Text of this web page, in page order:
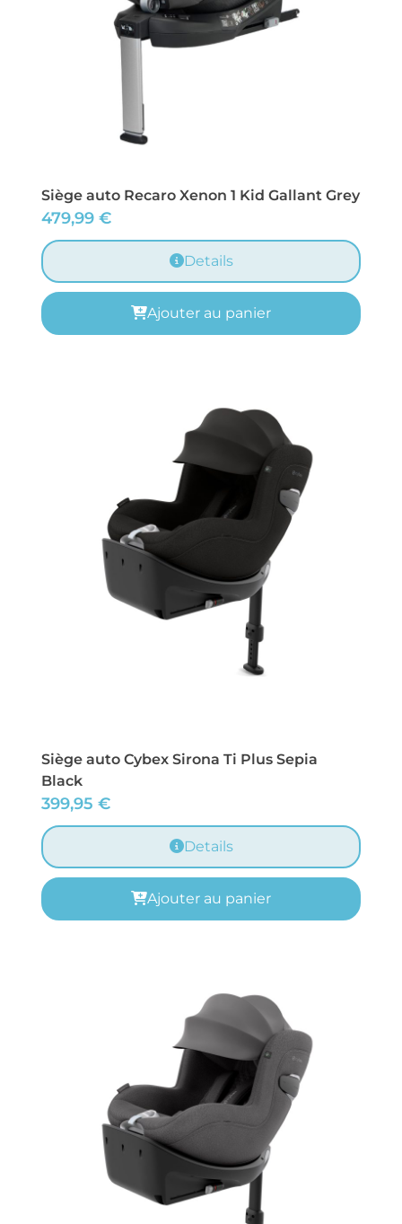
Siège auto Recaro Xenon 1 Kid Gallant Grey
479,99 €
Details
Ajouter au panier
Siège auto Cybex Sirona Ti Plus Sepia
Black
399,95 €
Details
Ajouter au panier